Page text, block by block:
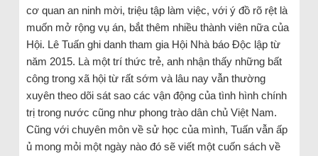
cơ quan an ninh mời, triệu tập làm việc, với ý đồ rõ rệt là
muốn mở rộng vụ án, bắt thêm nhiều thành viên nữa của
Hội. Lê Tuấn ghi danh tham gia Hội Nhà báo Độc lập từ
năm 2015. Là một trí thức trẻ, anh nhận thấy những bất
công trong xã hội từ rất sớm và lâu nay vẫn thường
xuyên theo dõi sát sao các vận động của tình hình chính
trị trong nước cũng như phong trào dân chủ Việt Nam.
Cũng với chuyên môn về sử học của mình, Tuấn vẫn ấp
ủ mong mỏi một ngày nào đó sẽ viết một cuốn sách về